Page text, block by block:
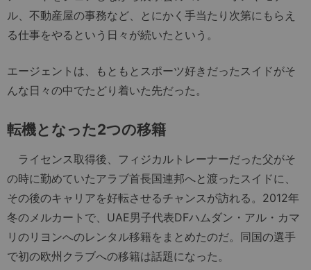
ル、不動産屋の事務など、とにかく手当たり次第にもらえ
る仕事をやるという日々が続いたという。
エージェントは、もともとスポーツ好きだったスイドがそ
んな日々の中でたどり着いた先だった。
転機となった2つの移籍
ライセンス取得後、フィジカルトレーナーだった父がそ
の時に勤めていたアラブ首長国連邦へと渡ったスイドに、
その後のキャリアを好転させるチャンスが訪れる。2012年
冬のメルカートで、UAE男子代表DFハムダン・アル・カマ
リのリヨンへのレンタル移籍をまとめたのだ。同国の選手
で初の欧州クラブへの移籍は話題になった。